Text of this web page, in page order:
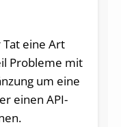
eine Art
Probleme mit
um eine
einen API-